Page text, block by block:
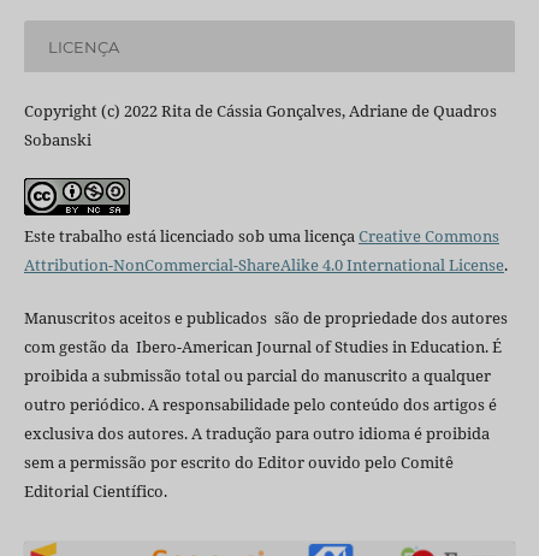
LICENÇA
Copyright (c) 2022 Rita de Cássia Gonçalves, Adriane de Quadros
Sobanski
Este trabalho está licenciado sob uma licençaCreative Commons
Attribution-NonCommercial-ShareAlike 4.0 International License.
Manuscritos aceitos e publicados são de propriedade dos autores
com gestão da Ibero-American Journal of Studies in Education. É
proibida a submissão total ou parcial do manuscrito a qualquer
outro periódico. A responsabilidade pelo conteúdo dos artigos é
exclusiva dos autores. A tradução para outro idioma é proibida
sem a permissão por escrito do Editor ouvido pelo Comitê
Editorial Científico.